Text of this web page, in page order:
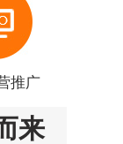
推广
来